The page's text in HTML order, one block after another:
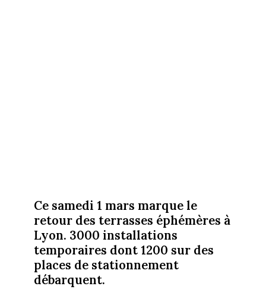
Ce samedi 1 mars marque le
retour des terrasses éphémères à
Lyon. 3000 installations
temporaires dont 1200 sur des
places de stationnement
débarquent.